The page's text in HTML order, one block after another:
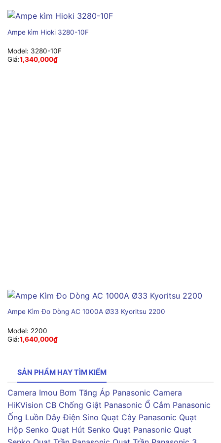
Ampe kìm Hioki 3280-10F
Model: 3280-10F
Giá:1,340,000₫
Ampe Kìm Đo Dòng AC 1000A Ø33 Kyoritsu 2200
Model: 2200
Giá:1,640,000₫
SẢN PHẨM HAY TÌM KIẾM
Camera Imou Bơm Tăng Áp Panasonic Camera
HiKVision CB Chống Giật Panasonic Ổ Cắm Panasonic
Ống Luồn Dây Điện Sino Quạt Cây Panasonic Quạt
Hộp Senko Quạt Hút Senko Quạt Panasonic Quạt